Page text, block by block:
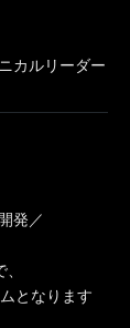
カルリーダー
発／
となります